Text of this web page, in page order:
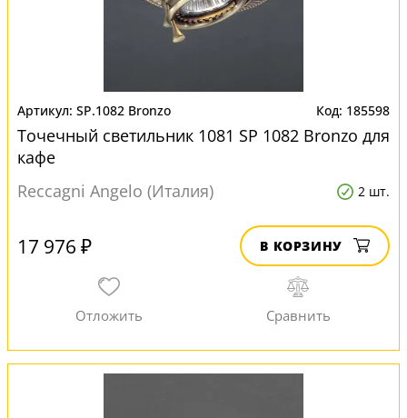
SP.1082 Bronzo 185598
Точечный светильник 1081 SP 1082 Bronzo для
кафе
Reccagni Angelo (Италия)
2 шт.
17 976 ₽ В КОРЗИНУ